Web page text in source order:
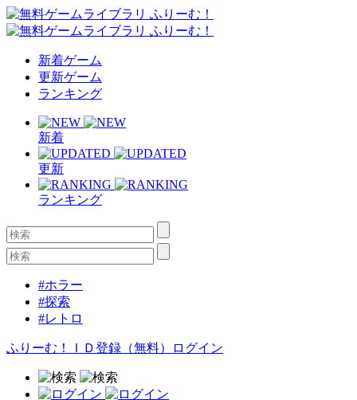
新着ゲーム
更新ゲーム
ランキング
新着
更新
ランキング
#ホラー
#探索
#レトロ
ふりーむ！ＩＤ登録（無料） ログイン